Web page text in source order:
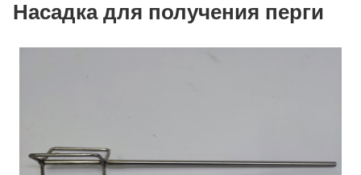
Насадка для получения перги